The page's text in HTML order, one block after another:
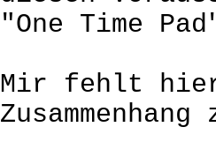
"One Time
Mir fehlt